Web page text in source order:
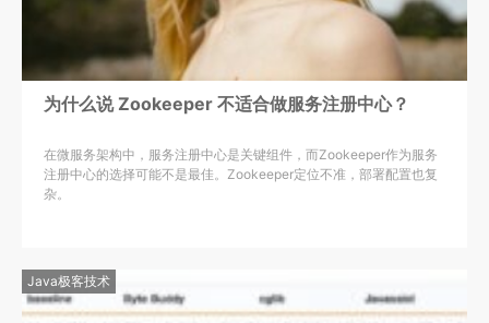
为什么说 Zookeeper 不适合做服务注册中心？
在微服务架构中，服务注册中心是关键组件，而Zookeeper作为服务
注册中心的选择可能不是最佳。Zookeeper定位不准，部署配置也复
杂。
Java极客技术